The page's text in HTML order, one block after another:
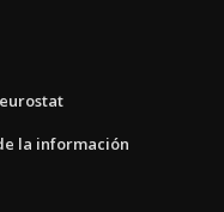
la información